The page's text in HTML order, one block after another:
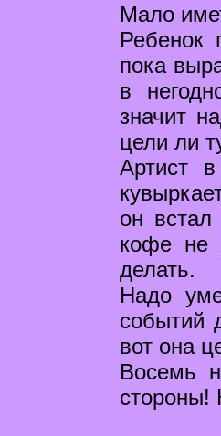
Мало
Ребенок
пока
в
значит
цели ли
Артист
он
кофе не
делать.
Надо
событий
вот она
Восемь
стороны!